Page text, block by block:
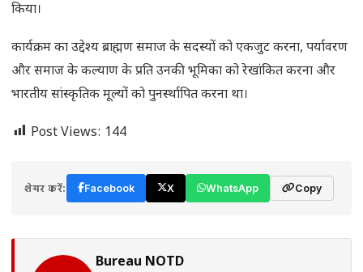
किया।
कार्यक्रम का उद्देश्य ब्राह्मण समाज के सदस्यों को एकजुट करना, पर्यावरण
और समाज के कल्याण के प्रति उनकी भूमिका को रेखांकित करना और
भारतीय सांस्कृतिक मूल्यों को पुनर्स्थापित करना था।
Post Views: 144
शेयर करें: Facebook X WhatsApp Copy
Bureau NOTD